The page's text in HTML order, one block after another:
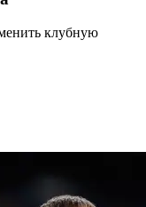
клубную